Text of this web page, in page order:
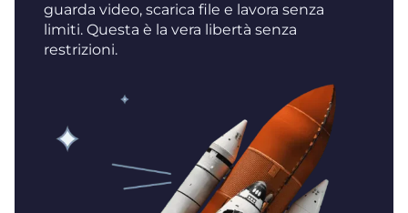
guarda video, scarica file e lavora senza
limiti. Questa è la vera libertà senza
restrizioni.